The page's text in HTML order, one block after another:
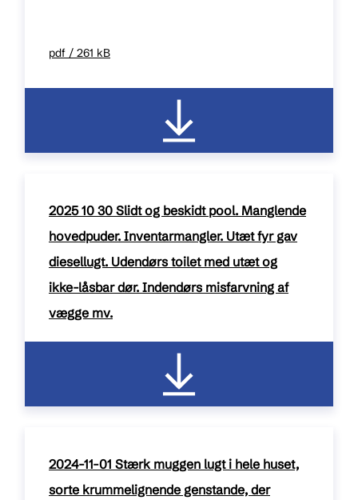
pdf / 261 kB
2025 10 30 Slidt og beskidt pool. Manglende
hovedpuder. Inventarmangler. Utæt fyr gav
diesellugt. Udendørs toilet med utæt og
ikke-låsbar dør. Indendørs misfarvning af
vægge mv.
2024-11-01 Stærk muggen lugt i hele huset,
sorte krummelignende genstande, der